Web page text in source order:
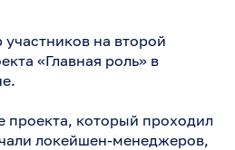
на второй
«Главная роль» в
проекта, который проходил
локейшен-менеджеров,